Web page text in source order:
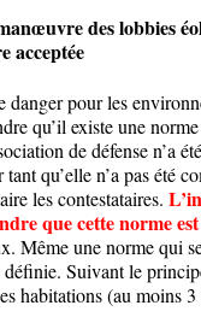
des lobbies
acceptée
pour les
qu’il existe une
de défense n’a
tant qu’elle n’a pas été
les contestataires.
que cette norme
Même une norme qui
définie. Suivant le
habitations (au moins